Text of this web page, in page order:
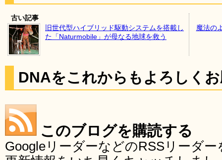
古い記事
旧世代型ハイブリッド駆動システムを搭載し
た「Naturmobile」が母なる地球を救う
魔法の
DNAをこれからもよろしく
このブログを購読する
GoogleリーダーなどのRSSリーダ